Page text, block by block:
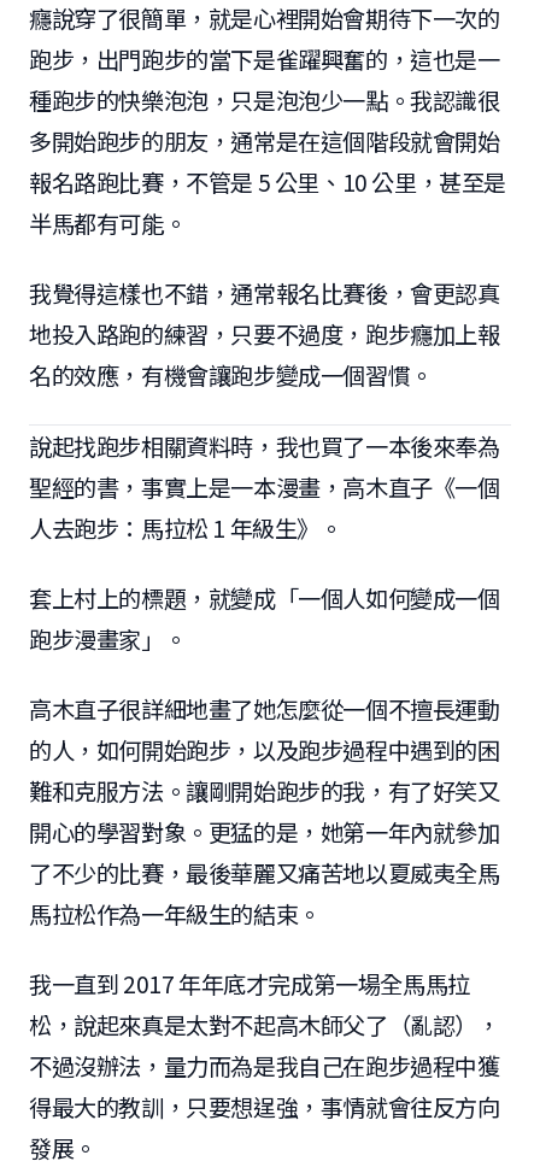
癮說穿了很簡單，就是心裡開始會期待下一次的
跑步，出門跑步的當下是雀躍興奮的，這也是一
種跑步的快樂泡泡，只是泡泡少一點。我認識很
多開始跑步的朋友，通常是在這個階段就會開始
報名路跑比賽，不管是 5 公里、10 公里，甚至是
半馬都有可能。
我覺得這樣也不錯，通常報名比賽後，會更認真
地投入路跑的練習，只要不過度，跑步癮加上報
名的效應，有機會讓跑步變成一個習慣。
說起找跑步相關資料時，我也買了一本後來奉為
聖經的書，事實上是一本漫畫，高木直子《一個
人去跑步：馬拉松 1 年級生》。
套上村上的標題，就變成「一個人如何變成一個
跑步漫畫家」。
高木直子很詳細地畫了她怎麼從一個不擅長運動
的人，如何開始跑步，以及跑步過程中遇到的困
難和克服方法。讓剛開始跑步的我，有了好笑又
開心的學習對象。更猛的是，她第一年內就參加
了不少的比賽，最後華麗又痛苦地以夏威夷全馬
馬拉松作為一年級生的結束。
我一直到 2017 年年底才完成第一場全馬馬拉
松，說起來真是太對不起高木師父了（亂認），
不過沒辦法，量力而為是我自己在跑步過程中獲
得最大的教訓，只要想逞強，事情就會往反方向
發展。